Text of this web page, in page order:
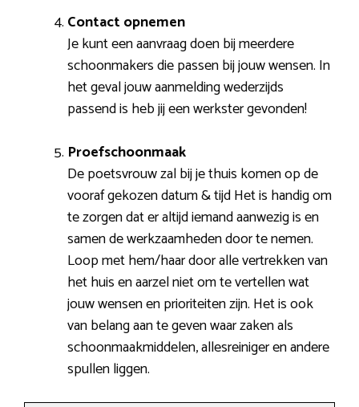
Contact opnemen
Je kunt een aanvraag doen bij meerdere
schoonmakers die passen bij jouw wensen. In
het geval jouw aanmelding wederzijds
passend is heb jij een werkster gevonden!
Proefschoonmaak
De poetsvrouw zal bij je thuis komen op de
vooraf gekozen datum & tijd Het is handig om
te zorgen dat er altijd iemand aanwezig is en
samen de werkzaamheden door te nemen.
Loop met hem/haar door alle vertrekken van
het huis en aarzel niet om te vertellen wat
jouw wensen en prioriteiten zijn. Het is ook
van belang aan te geven waar zaken als
schoonmaakmiddelen, allesreiniger en andere
spullen liggen.